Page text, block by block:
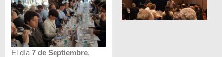
El día 7 de Septiembre,